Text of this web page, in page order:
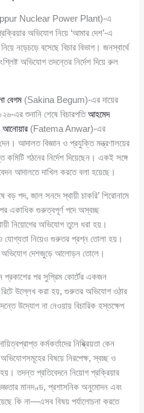
Nuclear Power Plant)-এ
অভিযোগ নিয়ে ‘আমার দেশ’-এ
নড়েচড়ে বসেছে বিচার বিভাগ। জনস্বার্থে
অভিযোগ তদন্তের নির্দেশ দিয়ে রুল
বেগম (Sakina Begum)-এর দায়ের
এর শুনানি শেষে বিচারপতিআহমেদ
আনোয়ার (Fatema Anwar)-এর
আদালত বিজ্ঞান ও প্রযুক্তি মন্ত্রণালয়ের
কমিটি গঠনের নির্দেশ দিয়েছেন। একই সঙ্গে
আদালতে দাখিল করতে বলা হয়েছে।
পদ, জাল সনদে স্থায়ী চাকরি’ শিরোনামে
একাধিক গুরুত্বপূর্ণ পদে অস্বচ্ছ
নিয়োগের অভিযোগ তুলে ধরা হয়।
যোগ্যতা নিয়েও গুরুতর প্রশ্ন তোলা হয়।
অভিযোগ দেশজুড়ে আলোড়ন তোলে।
প্রকাশের পর সুপ্রিম কোর্টের একজন
রিটে উল্লেখ করা হয়, গুরুতর অভিযোগ ওঠার
উদ্যোগ না নেওয়ায় বিচারিক হস্তক্ষেপ
কর্মকর্তাদের নিষ্ক্রিয়তা কেন
বিষয়ে নিরপেক্ষ, স্বচ্ছ ও
হয়। তদন্ত প্রতিবেদনে নিয়োগ প্রক্রিয়ার
মানদণ্ড, প্রশাসনিক অনুমোদন এবং
কি না—এসব বিষয় পর্যালোচনা করতে